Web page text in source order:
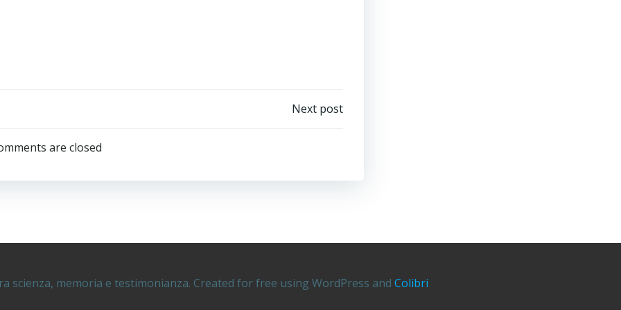
articoli
Next post
are closed
scienza, memoria e testimonianza. Created for free using WordPress and Colibri